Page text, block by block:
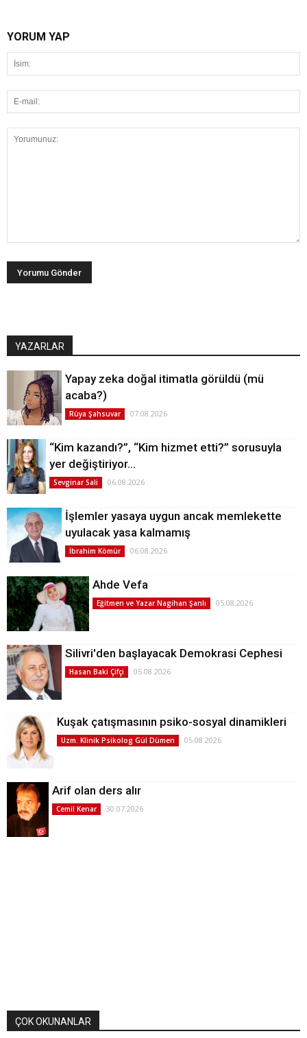
YORUM YAP
YAZARLAR
Yapay zeka doğal itimatla görüldü (mü
acaba?)
Rüya Şahsuvar 07.08.2026
“Kim kazandı?”, “Kim hizmet etti?” sorusuyla
yer değiştiriyor…
Sevginar Sali 06.08.2026
İşlemler yasaya uygun ancak memlekette
uyulacak yasa kalmamış
İbrahim Kömür 06.08.2026
Ahde Vefa
Eğitmen ve Yazar Nagihan Şanlı 05.08.2026
Silivri'den başlayacak Demokrasi Cephesi
Hasan Baki Çifçi 05.08.2026
Kuşak çatışmasının psiko-sosyal dinamikleri
Uzm. Klinik Psikolog Gül Dümen 05.08.2026
Arif olan ders alır
Cemil Kenar 30.07.2026
ÇOK OKUNANLAR